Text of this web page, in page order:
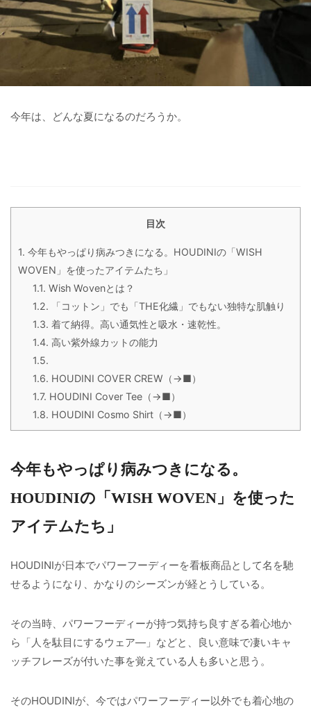
今年は、どんな夏になるのだろうか。
目次
1. 今年もやっぱり病みつきになる。HOUDINIの「WISH
WOVEN」を使ったアイテムたち」
1.1. Wish Wovenとは？
1.2. 「コットン」でも「THE化繊」でもない独特な肌触り
1.3. 着て納得。高い通気性と吸水・速乾性。
1.4. 高い紫外線カットの能力
1.5.
1.6. HOUDINI COVER CREW（→■）
1.7. HOUDINI Cover Tee（→■）
1.8. HOUDINI Cosmo Shirt（→■）
今年もやっぱり病みつきになる。
HOUDINIの「WISH WOVEN」を使った
アイテムたち」
HOUDINIが日本でパワーフーディーを看板商品として名を馳
せるようになり、かなりのシーズンが経とうしている。
その当時、パワーフーディーが持つ気持ち良すぎる着心地か
ら「人を駄目にするウェア―」などと、良い意味で凄いキャ
ッチフレーズが付いた事を覚えている人も多いと思う。
そのHOUDINIが、今ではパワーフーディー以外でも着心地の